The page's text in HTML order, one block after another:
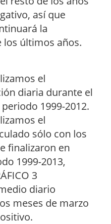
así que
la
los últimos años.
el
diaria durante el
1999-2012.
el
sólo con los
finalizaron en
1999-2013,
3
diario
meses de marzo